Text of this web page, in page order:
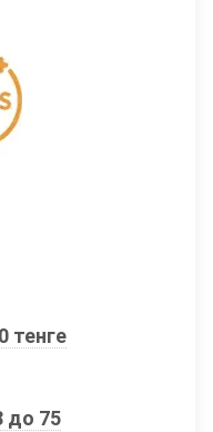
тенге
до 75